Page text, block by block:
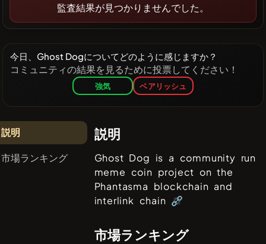
監査結果が見つかりませんでした。
今日、Ghost Dogについてどのように感じますか？
コミュニティの結果を見るために投票してください！
強気 ベアリッシュ
説明
市場ランキング
説明
Ghost Dog is a community run
meme coin project on the
Phantasma blockchain and
interlink chain ⛓️‍💥
市場ランキング